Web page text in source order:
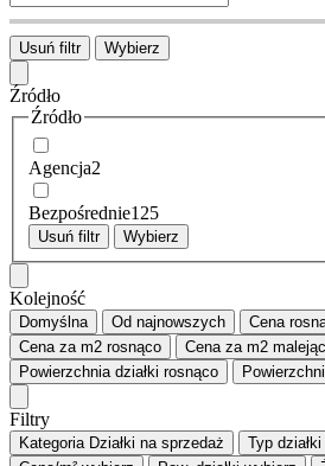
Usuń filtr Wybierz
Źródło
Źródło
Agencja2
Bezpośrednie125
Usuń filtr Wybierz
Kolejność
Domyślna Od najnowszych Cena
Cena za m2 rosnąco Cena za m2
Powierzchnia działki rosnąco
Filtry
Kategoria Działki na sprzedaż Typ działki